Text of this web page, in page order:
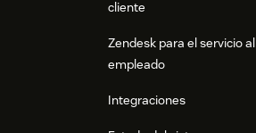
cliente
Zendesk para el servicio al
empleado
Integraciones